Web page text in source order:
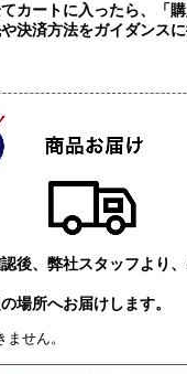
カートに入ったら、「
決済方法をガイダンス
後、弊社スタッフより
場所へお届けします。
せん。